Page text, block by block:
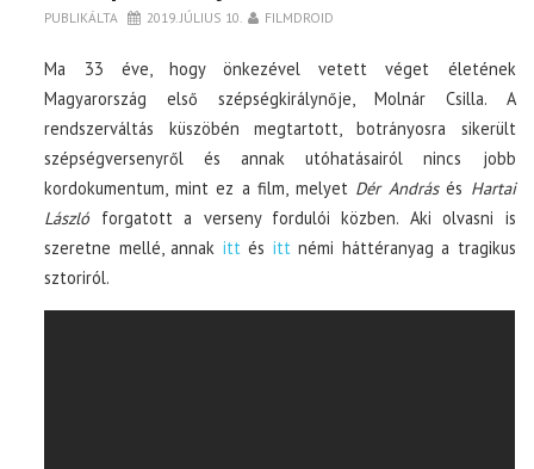
PUBLIKÁLTA 2019. JÚLIUS 10. FILMDROID
Ma 33 éve, hogy önkezével vetett véget életének
Magyarország első szépségkirálynője, Molnár Csilla. A
rendszerváltás küszöbén megtartott, botrányosra sikerült
szépségversenyről és annak utóhatásairól nincs jobb
kordokumentum, mint ez a film, melyet Dér Andrásés Hartai
László forgatott a verseny fordulói közben. Aki olvasni is
szeretne mellé, annak ittés ittnémi háttéranyag a tragikus
sztoriról.